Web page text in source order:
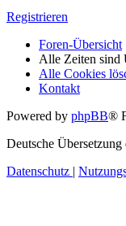
Registrieren
Foren-Übersicht
Alle Zeiten sind
Alle Cookies
Kontakt
Powered by phpBB®
Deutsche Übersetzung
Datenschutz |